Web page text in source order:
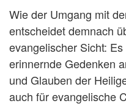
Wie der Umgang mit
entscheidet demnach
evangelischer Sicht:
erinnernde Gedenken
und Glauben der
auch für evangelische